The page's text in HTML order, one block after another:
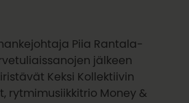
Piia Rantala-
jälkeen
Keksi Kollektiivin
rytmimusiikkitrio Money &